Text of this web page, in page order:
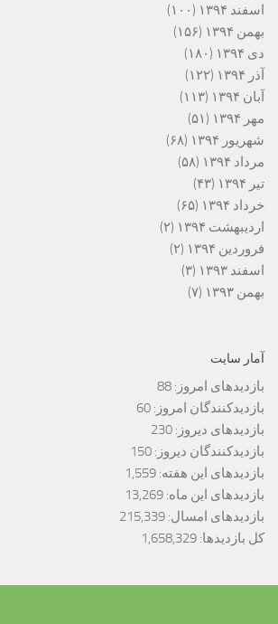
اسفند ۱۳۹۴
(۱۰۰)
بهمن ۱۳۹۴
(۱۵۶)
دی ۱۳۹۴
(۱۸۰)
آذر ۱۳۹۴
(۱۲۲)
آبان ۱۳۹۴
(۱۱۳)
مهر ۱۳۹۴
(۵۱)
شهریور ۱۳۹۴
(۶۸)
مرداد ۱۳۹۴
(۵۸)
تیر ۱۳۹۴
(۴۳)
خرداد ۱۳۹۴
(۶۵)
اردیبهشت ۱۳۹۴
(۲)
فروردین ۱۳۹۴
(۲)
اسفند ۱۳۹۳
(۳)
بهمن ۱۳۹۳
(۷)
آمار سایت
بازدیدهای امروز: 88
بازدیدکنندگان امروز: 60
بازدیدهای دیروز: 230
بازدیدکنندگان دیروز: 150
بازدیدهای این هفته: 1,559
بازدیدهای این ماه: 13,269
بازدیدهای امسال: 215,339
کل بازدیدها: 1,658,329